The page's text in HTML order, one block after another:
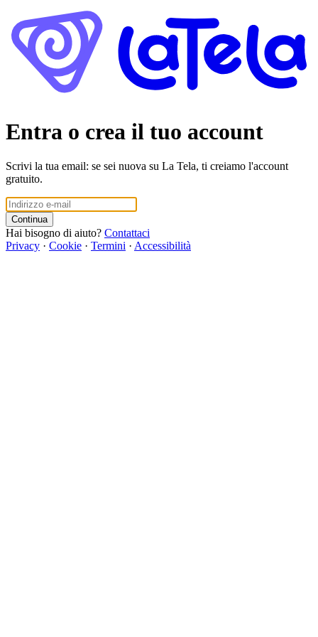
Entra o crea il tuo account
Scrivi la tua email: se sei nuova su La Tela, ti creiamo l'account
gratuito.
Continua
Hai bisogno di aiuto? Contattaci
Privacy · Cookie · Termini · Accessibilità